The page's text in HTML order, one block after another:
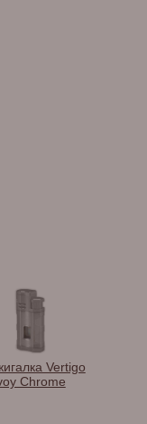
Vertigo
Chrome